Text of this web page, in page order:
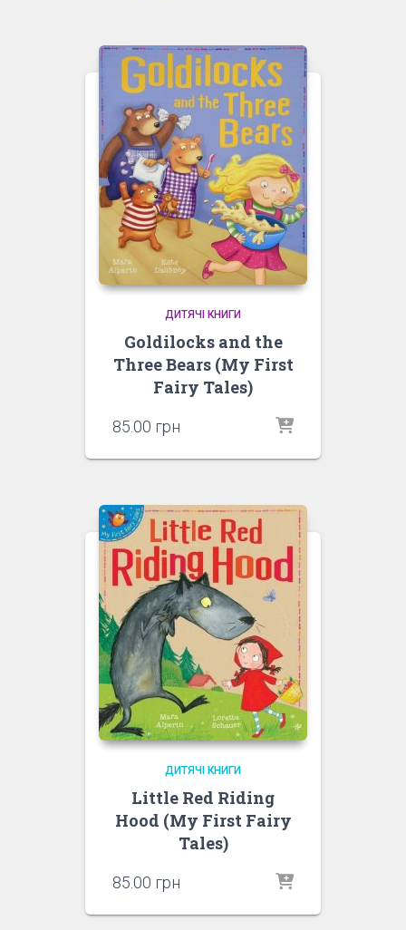
ДИТЯЧІ КНИГИ
Goldilocks and the
Three Bears (My First
Fairy Tales)
85.00 грн
ДИТЯЧІ КНИГИ
Little Red Riding
Hood (My First Fairy
Tales)
85.00 грн